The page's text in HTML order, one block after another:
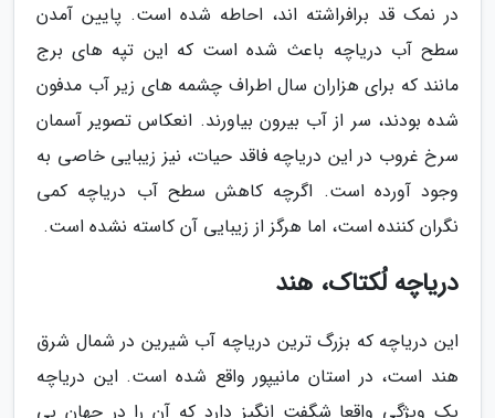
در نمک قد برافراشته اند، احاطه شده است. پایین آمدن
سطح آب دریاچه باعث شده است که این تپه های برج
مانند که برای هزاران سال اطراف چشمه های زیر آب مدفون
شده بودند، سر از آب بیرون بیاورند. انعکاس تصویر آسمان
سرخ غروب در این دریاچه فاقد حیات، نیز زیبایی خاصی به
وجود آورده است. اگرچه کاهش سطح آب دریاچه کمی
نگران کننده است، اما هرگز از زیبایی آن کاسته نشده است.
دریاچه لُکتاک، هند
این دریاچه که بزرگ ترین دریاچه آب شیرین در شمال شرق
هند است، در استان مانیپور واقع شده است. این دریاچه
یک ویژگی واقعا شگفت انگیز دارد که آن را در جهان بی